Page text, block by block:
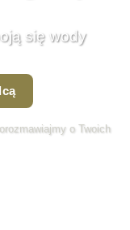
się wody
o Twoich